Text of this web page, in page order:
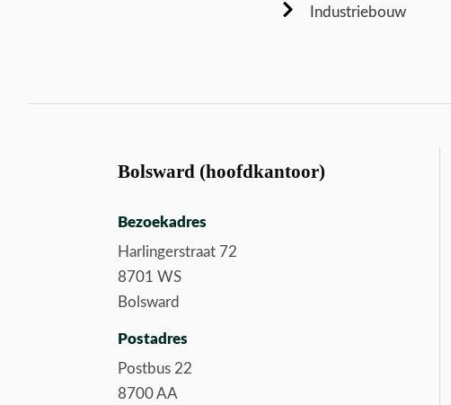
Industriebouw
Bolsward (hoofdkantoor)
Bezoekadres
Harlingerstraat 72
8701 WS
Bolsward
Postadres
Postbus 22
8700 AA